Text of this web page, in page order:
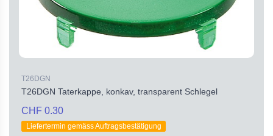
T26DGN
T26DGN Taterkappe, konkav, transparent Schlegel
CHF 0.30
Liefertermin gemäss Auftragsbestätigung